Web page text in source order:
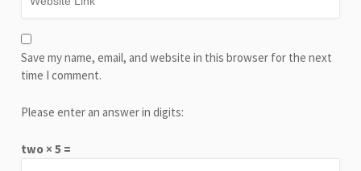
Save my name, email, and website in this browser for the next
time I comment.
Please enter an answer in digits:
two × 5 =